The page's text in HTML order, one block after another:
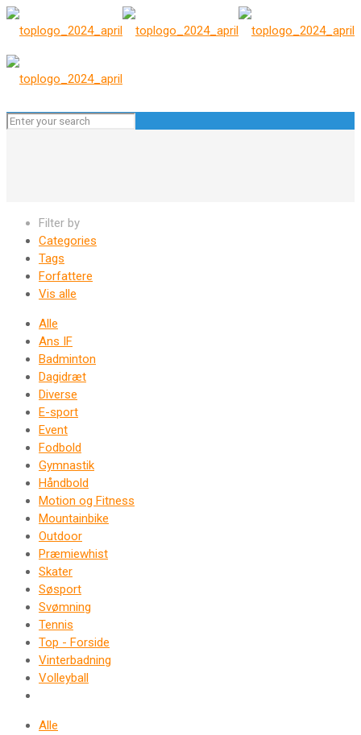
Filter by
Categories
Tags
Forfattere
Vis alle
Alle
Ans IF
Badminton
Dagidræt
Diverse
E-sport
Event
Fodbold
Gymnastik
Håndbold
Motion og Fitness
Mountainbike
Outdoor
Præmiewhist
Skater
Søsport
Svømning
Tennis
Top - Forside
Vinterbadning
Volleyball
Alle